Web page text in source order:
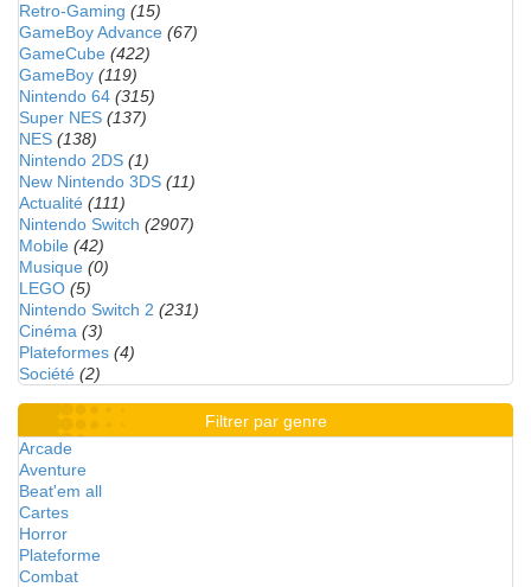
Retro-Gaming (15)
GameBoy Advance (67)
GameCube (422)
GameBoy (119)
Nintendo 64 (315)
Super NES (137)
NES (138)
Nintendo 2DS (1)
New Nintendo 3DS (11)
Actualité (111)
Nintendo Switch (2907)
Mobile (42)
Musique (0)
LEGO (5)
Nintendo Switch 2 (231)
Cinéma (3)
Plateformes (4)
Société (2)
Filtrer par genre
Arcade
Aventure
Beat'em all
Cartes
Horror
Plateforme
Combat